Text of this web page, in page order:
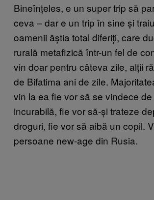
Bineînțeles, e un super trip să
ceva – dar e un trip în sine și
oamenii ăștia total diferiți, care
rurală metafizică într-un fel de
vin doar pentru câteva zile, alții
de Bifatima ani de zile.
vin la ea fie vor să se vindece
incurabilă, fie vor să-și trateze
droguri, fie vor să aibă un copil.
persoane new-age din Rusia.